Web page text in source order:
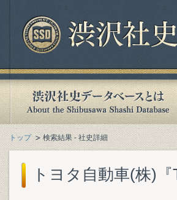
トップ 検索結果 - 社史詳細
トヨタ自動車(株)